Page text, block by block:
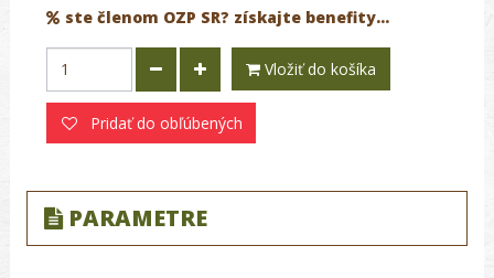
ste členom OZP SR? získajte benefity...
Vložiť do košíka
Pridať do obľúbených
PARAMETRE